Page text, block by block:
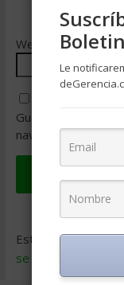
Web
Guarda mi
navegador para la
Este sitio usa
se procesan los
Boletin
Le